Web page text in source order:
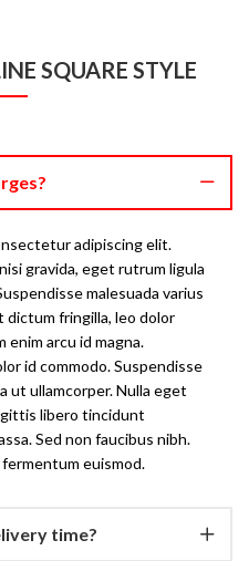
SQUARE STYLE
adipiscing elit.
gravida, eget rutrum ligula
malesuada varius
fringilla, leo dolor
enim arcu id magna.
id commodo. Suspendisse
ut ullamcorper. Nulla eget
libero tincidunt
Sed non faucibus nibh.
euismod.
time?